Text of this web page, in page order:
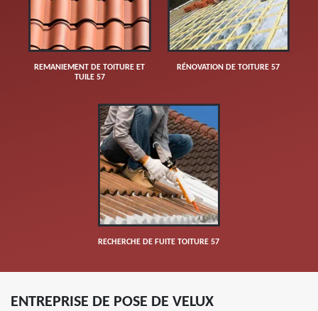
REMANIEMENT DE TOITURE ET
TUILE 57
RÉNOVATION DE TOITURE 57
RECHERCHE DE FUITE TOITURE 57
ENTREPRISE DE POSE DE VELUX